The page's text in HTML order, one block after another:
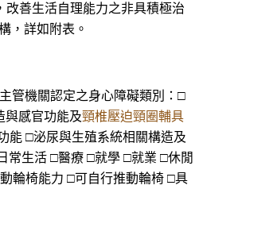
善生活自理能力之非具積極治
，詳如附表。
管機關認定之身心障礙類別：□
與感官功能及頸椎壓迫頸圈輔具
能 □泌尿與生殖系統相關構造及
常生活 □醫療 □就學 □就業 □休閒
輪椅能力 □可自行推動輪椅 □具